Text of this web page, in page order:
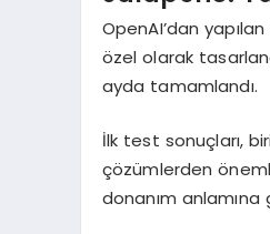
OpenAI’dan
özel olarak
ayda tamamlandı.
İlk test sonuçları,
çözümlerden
donanım anlamına